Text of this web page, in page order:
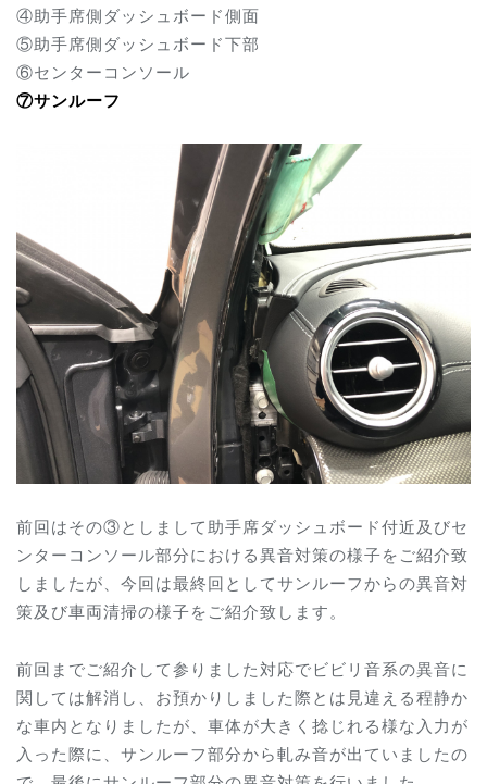
④助手席側ダッシュボード側面
⑤助手席側ダッシュボード下部
⑥センターコンソール
⑦サンルーフ
前回はその③としまして助手席ダッシュボード付近及びセ
ンターコンソール部分における異音対策の様子をご紹介致
しましたが、今回は最終回としてサンルーフからの異音対
策及び車両清掃の様子をご紹介致します。
前回までご紹介して参りました対応でビビリ音系の異音に
関しては解消し、お預かりしました際とは見違える程静か
な車内となりましたが、車体が大きく捻じれる様な入力が
入った際に、サンルーフ部分から軋み音が出ていましたの